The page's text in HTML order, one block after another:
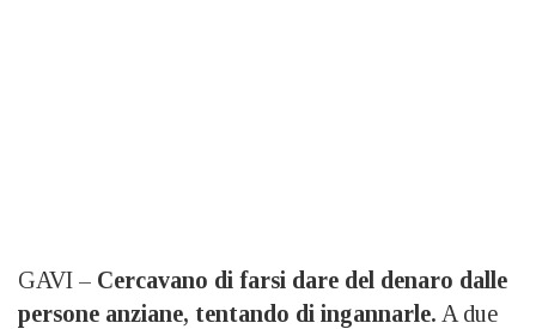
GAVI – Cercavano di farsi dare del denaro dalle
persone anziane, tentando di ingannarle. A due